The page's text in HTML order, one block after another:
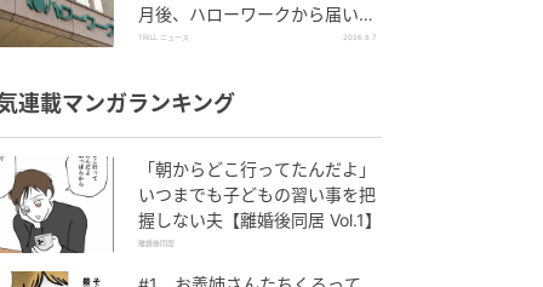
月後、ハローワークから届いた
電話に50代女性が“青ざめたワ
TRILL ニュース 2026.8.7
連載マンガランキング
「朝からどこ行ってたんだよ」
いつまでも子どもの習い事を把
握しない夫【離婚後同居 Vol.1】
離婚後同居